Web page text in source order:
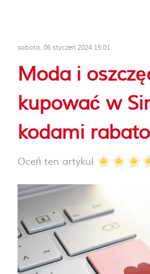
sobota, 06 styczeń 2024 15:01
Moda i
kupować w
kodami
Oceń ten artykuł